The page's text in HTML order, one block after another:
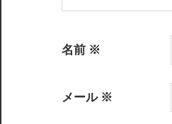
名前 ※
メール※